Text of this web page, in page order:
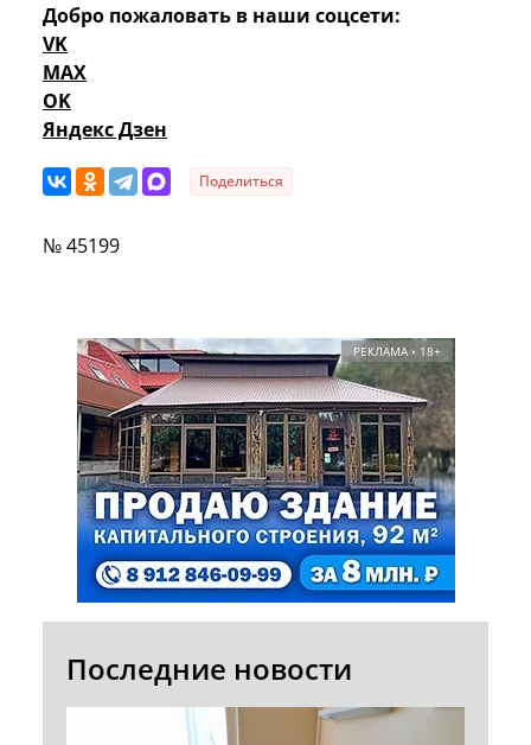
Добро пожаловать в наши соцсети:
VK
MAX
OK
Яндекс Дзен
Поделиться
№ 45199
РЕКЛАМА • 18+
Последние новости